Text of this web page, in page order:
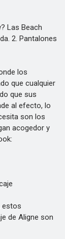
Las Beach
2. Pantalones
los
que cualquier
que sus
al efecto, lo
son los
acogedor y
estos
de Aligne son